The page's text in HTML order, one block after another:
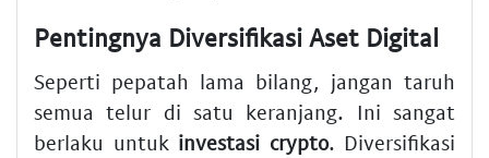
Pentingnya Diversifikasi Aset Digital
Seperti pepatah lama bilang, jangan taruh
semua telur di satu keranjang. Ini sangat
berlaku untuk investasi crypto. Diversifikasi